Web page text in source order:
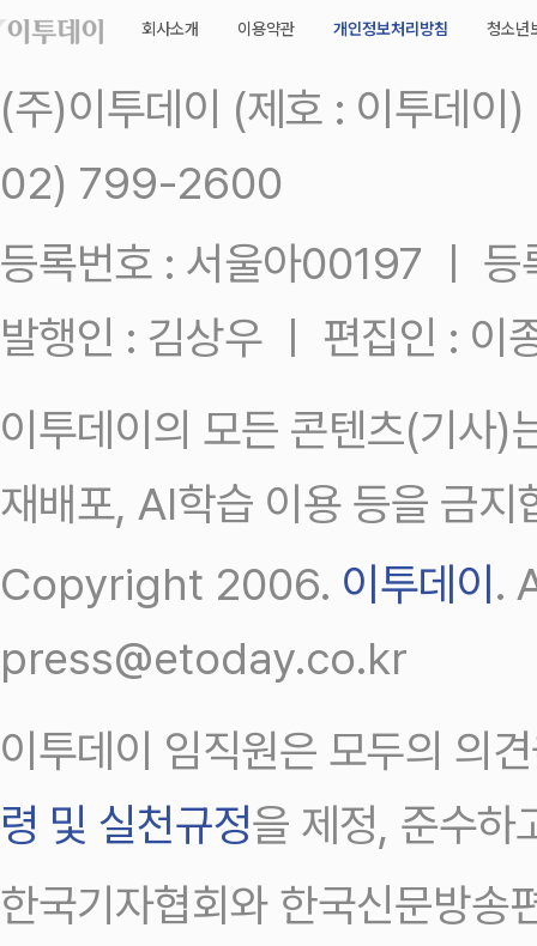
회사소개 이용약관 개인정보처리방침 청소년
(주)이투데이 (제호 : 이투데
02) 799-2600
등록번호 : 서울아00197 ㅣ
발행인 : 김상우 ㅣ 편집인 : 이
이투데이의 모든 콘텐츠(기사)
재배포, AI학습 이용 등을 금지
Copyright 2006. 이투데이.
press@etoday.co.kr
이투데이 임직원은 모두의 의
령 및 실천규정을 제정, 준수하
한국기자협회와 한국신문방송